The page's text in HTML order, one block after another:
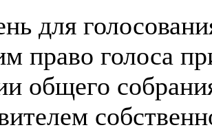
для
право голоса
общего